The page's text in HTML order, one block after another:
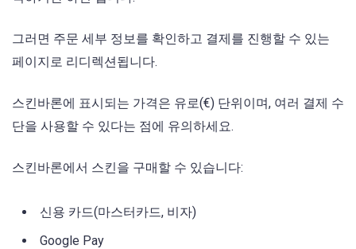
그러면 주문 세부 정보를 확인하고 결제를 진행할 수 있는
페이지로 리디렉션됩니다.
스킨바론에 표시되는 가격은 유로(€) 단위이며, 여러 결제 수
단을 사용할 수 있다는 점에 유의하세요.
스킨바론에서 스킨을 구매할 수 있습니다:
신용 카드(마스터카드, 비자)
Google Pay